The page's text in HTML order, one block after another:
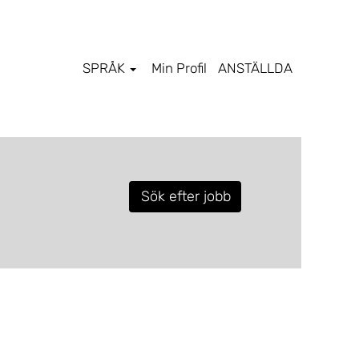
SPRÅK Min Profil ANSTÄLLDA